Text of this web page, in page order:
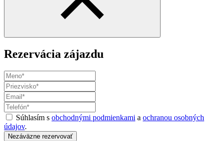
Rezervácia zájazdu
Súhlasím s obchodnými podmienkami a ochranou osobných
údajov.
Nezáväzne rezervovať